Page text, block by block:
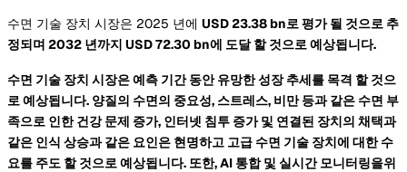
수면 기술 장치 시장은 2025 년에 USD 23.38 bn로 평가 될 것으로 추
정되며 2032 년까지 USD 72.30 bn에 도달 할 것으로 예상됩니다.
수면 기술 장치 시장은 예측 기간 동안 유망한 성장 추세를 목격 할 것으
로 예상됩니다. 양질의 수면의 중요성, 스트레스, 비만 등과 같은 수면 부
족으로 인한 건강 문제 증가, 인터넷 침투 증가 및 연결된 장치의 채택과
같은 인식 상승과 같은 요인은 현명하고 고급 수면 기술 장치에 대한 수
요를 주도 할 것으로 예상됩니다. 또한, AI 통합 및 실시간 모니터링을위